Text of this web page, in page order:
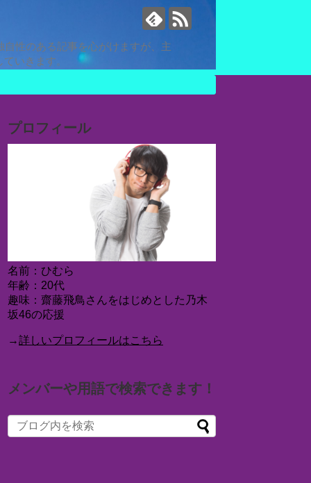
性のある記事を心がけますが、主
いきます。
プロフィール
名前：ひむら
年齢：20代
趣味：齋藤飛鳥さんをはじめとした乃木
坂46の応援
→詳しいプロフィールはこちら
メンバーや用語で検索できます！